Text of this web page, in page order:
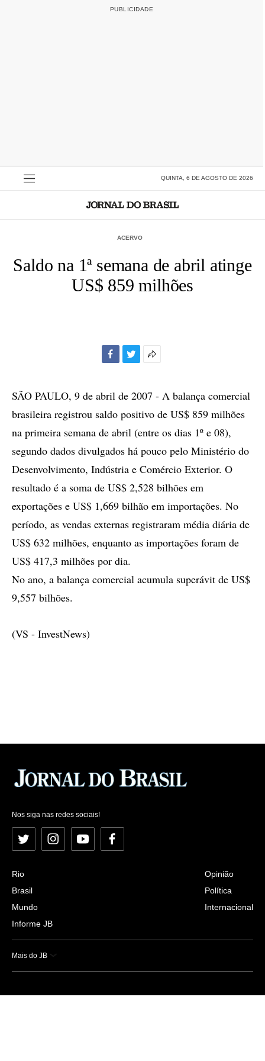
QUINTA, 6 DE AGOSTO DE 2026
ACERVO
Saldo na 1ª semana de abril atinge
US$ 859 milhões
compartilhamento
SÃO PAULO, 9 de abril de 2007 - A balança comercial
brasileira registrou saldo positivo de US$ 859 milhões
na primeira semana de abril (entre os dias 1º e 08),
segundo dados divulgados há pouco pelo Ministério do
Desenvolvimento, Indústria e Comércio Exterior. O
resultado é a soma de US$ 2,528 bilhões em
exportações e US$ 1,669 bilhão em importações. No
período, as vendas externas registraram média diária de
US$ 632 milhões, enquanto as importações foram de
US$ 417,3 milhões por dia.
No ano, a balança comercial acumula superávit de US$
9,557 bilhões.
(VS - InvestNews)
Nos siga nas redes sociais!
Twitter InstagramYouTubeFacebook
Rio
Brasil
Mundo
Informe JB
Opinião
Política
Internacional
Mais do JB
Esportes